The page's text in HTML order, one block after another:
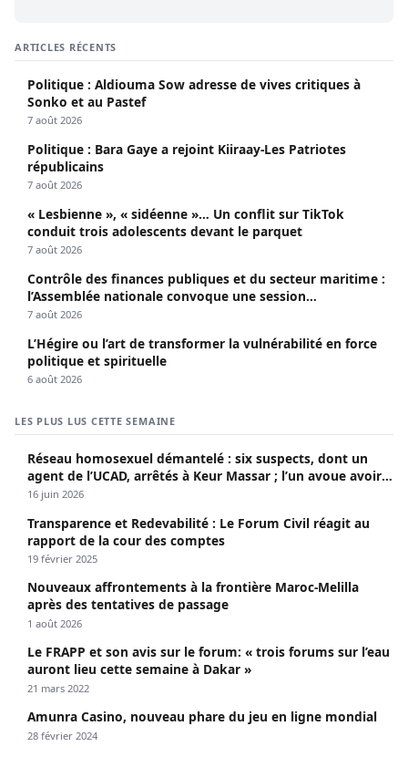
ARTICLES RÉCENTS
Politique : Aldiouma Sow adresse de vives critiques à
Sonko et au Pastef
7 août 2026
Politique : Bara Gaye a rejoint Kiiraay-Les Patriotes
républicains
7 août 2026
« Lesbienne », « sidéenne »… Un conflit sur TikTok
conduit trois adolescents devant le parquet
7 août 2026
Contrôle des finances publiques et du secteur maritime :
l’Assemblée nationale convoque une session
extraordinaire
7 août 2026
L’Hégire ou l’art de transformer la vulnérabilité en force
politique et spirituelle
6 août 2026
LES PLUS LUS CETTE SEMAINE
Réseau homosexuel démantelé : six suspects, dont un
agent de l’UCAD, arrêtés à Keur Massar ; l’un avoue avoir
propagé le VIH depuis 2018
16 juin 2026
Transparence et Redevabilité : Le Forum Civil réagit au
rapport de la cour des comptes
19 février 2025
Nouveaux affrontements à la frontière Maroc-Melilla
après des tentatives de passage
1 août 2026
Le FRAPP et son avis sur le forum: « trois forums sur l’eau
auront lieu cette semaine à Dakar »
21 mars 2022
Amunra Casino, nouveau phare du jeu en ligne mondial
28 février 2024